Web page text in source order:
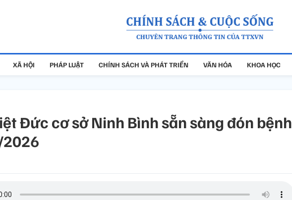
XÃ HỘI PHÁP LUẬT CHÍNH SÁCH VÀ PHÁT TRIỂN VĂN HÓA KHOA HỌC
Đức cơ sở Ninh Bình sẵn sàng đón bệnh